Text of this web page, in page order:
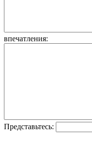
впечатления:
Представьтесь: